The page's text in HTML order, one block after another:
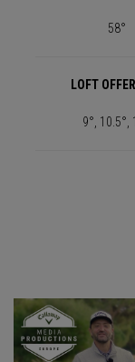
58°
LOFT
9°, 10.5°,